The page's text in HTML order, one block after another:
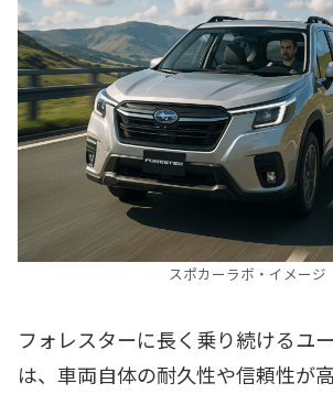
スポカーラボ・イメージ
フォレスターに長く乗り続けるユ
は、車両自体の耐久性や信頼性が